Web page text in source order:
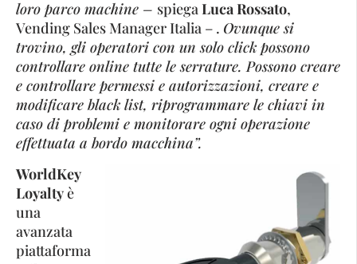
loro parco machine – spiegaLuca Rossato,
Vending Sales Manager Italia – . Ovunque si
trovino, gli operatori con un solo click possono
controllare online tutte le serrature. Possono creare
e controllare permessi e autorizzazioni, creare e
modificare black list, riprogrammare le chiavi in
caso di problemi e monitorare ogni operazione
effettuata a bordo macchina”.
WorldKey
Loyaltyè
una
avanzata
piattaforma